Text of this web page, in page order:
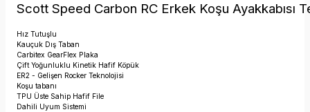
Scott Speed Carbon RC Erkek Koşu Ayakkabısı
Hız Tutuşlu
Kauçuk Dış Taban
Carbitex GearFlex Plaka
Çift Yoğunluklu Kinetik Hafif Köpük
ER2 - Gelişen Rocker Teknolojisi
Koşu tabanı
TPU Üste Sahip Hafif File
Dahili Uyum Sistemi